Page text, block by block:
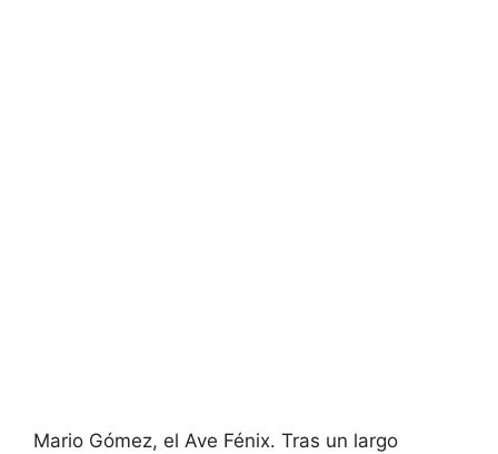
Mario Gómez, el Ave Fénix. Tras un largo